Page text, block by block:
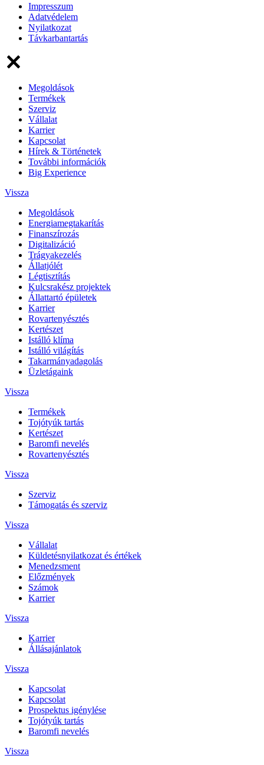
Impresszum
Adatvédelem
Nyilatkozat
Távkarbantartás
Megoldások
Termékek
Szerviz
Vállalat
Karrier
Kapcsolat
Hírek & Történetek
További információk
Big Experience
Vissza
Megoldások
Energiamegtakarítás
Finanszírozás
Digitalizáció
Trágyakezelés
Állatjólét
Légtisztítás
Kulcsrakész projektek
Állattartó épületek
Karrier
Rovartenyésztés
Kertészet
Istálló klíma
Istálló világítás
Takarmányadagolás
Üzletágaink
Vissza
Termékek
Tojótyúk tartás
Kertészet
Baromfi nevelés
Rovartenyésztés
Vissza
Szerviz
Támogatás és szerviz
Vissza
Vállalat
Küldetésnyilatkozat és értékek
Menedzsment
Előzmények
Számok
Karrier
Vissza
Karrier
Állásajánlatok
Vissza
Kapcsolat
Kapcsolat
Prospektus igénylése
Tojótyúk tartás
Baromfi nevelés
Vissza